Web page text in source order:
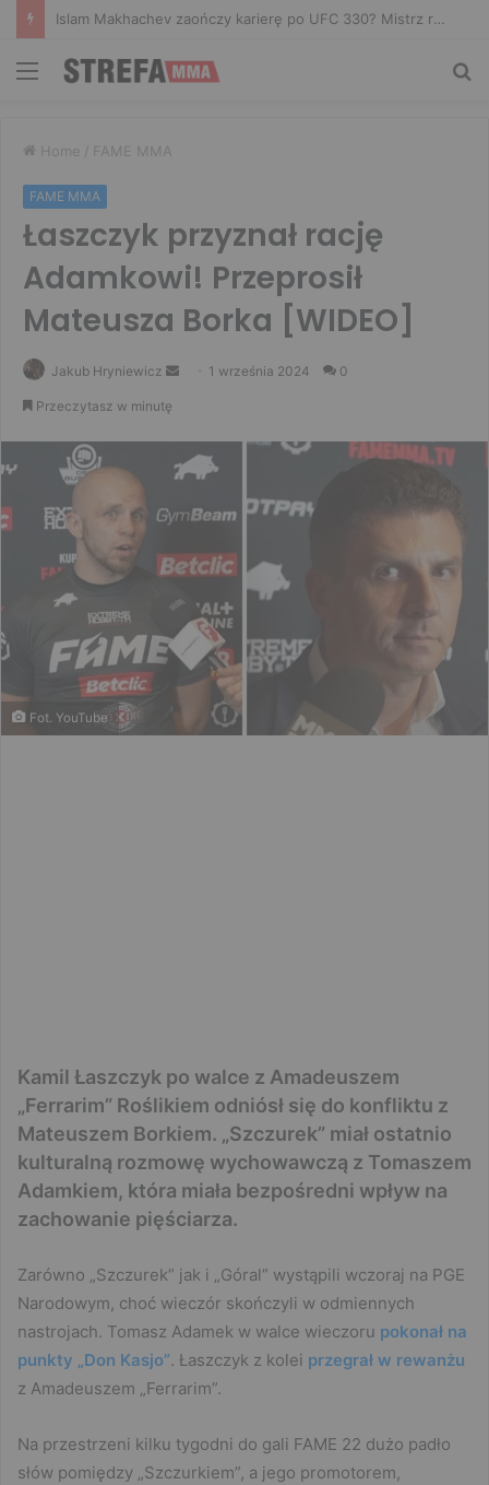
Islam Makhachev zaończy karierę po UFC 330? Mistrz rozwiał wszelkie wątpliwości
Menu
Home / FAME MMA
FAME MMA
Łaszczyk przyznał rację
Adamkowi! Przeprosił
Mateusza Borka [WIDEO]
Jakub Hryniewicz
Send 1 września 2024 0
Przeczytasz w minutę
Fot. YouTube
Kamil Łaszczyk po walce z Amadeuszem
„Ferrarim” Roślikiem odniósł się do konfliktu z
Mateuszem Borkiem. „Szczurek” miał ostatnio
kulturalną rozmowę wychowawczą z Tomaszem
Adamkiem, która miała bezpośredni wpływ na
zachowanie pięściarza.
Zarówno „Szczurek” jak i „Góral” wystąpili wczoraj na PGE
Narodowym, choć wieczór skończyli w odmiennych
nastrojach. Tomasz Adamek w walce wieczoru pokonał na
punkty „Don Kasjo”. Łaszczyk z kolei przegrał w rewanżu
z Amadeuszem „Ferrarim”.
Na przestrzeni kilku tygodni do gali FAME 22 dużo padło
słów pomiędzy „Szczurkiem”, a jego promotorem,